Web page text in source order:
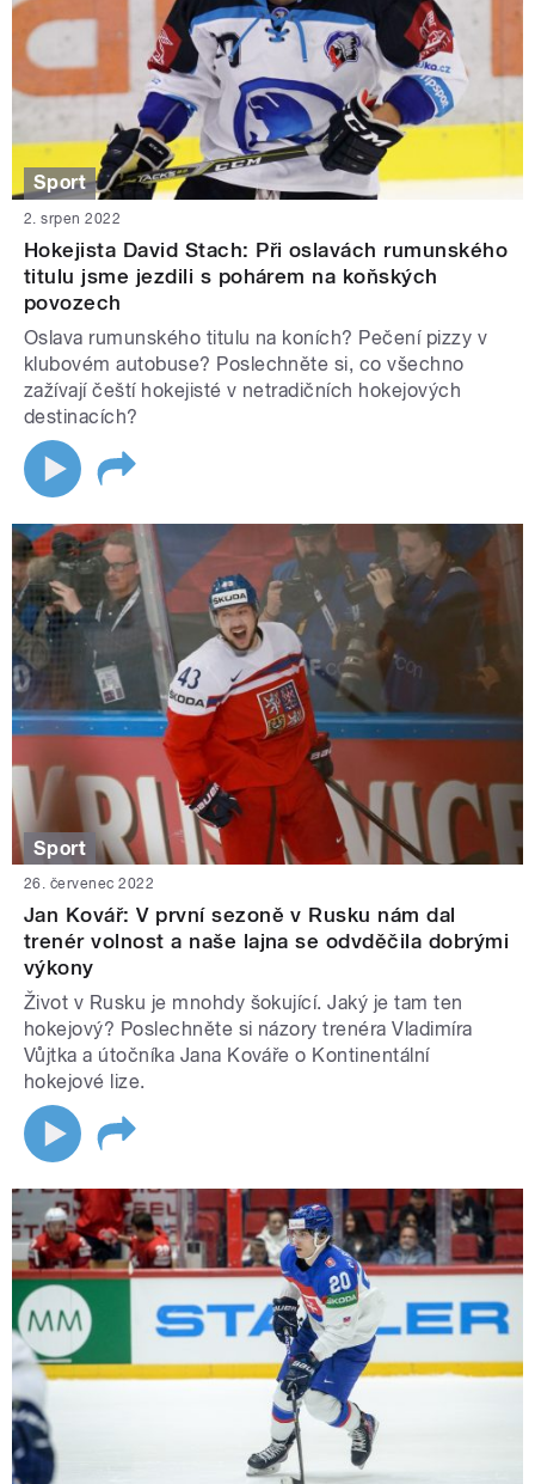
Sport
2. srpen 2022
Hokejista David Stach: Při oslavách rumunského
titulu jsme jezdili s pohárem na koňských
povozech
Oslava rumunského titulu na koních? Pečení pizzy v
klubovém autobuse? Poslechněte si, co všechno
zažívají čeští hokejisté v netradičních hokejových
destinacích?
Sport
26. červenec 2022
Jan Kovář: V první sezoně v Rusku nám dal
trenér volnost a naše lajna se odvděčila dobrými
výkony
Život v Rusku je mnohdy šokující. Jaký je tam ten
hokejový? Poslechněte si názory trenéra Vladimíra
Vůjtka a útočníka Jana Kováře o Kontinentální
hokejové lize.